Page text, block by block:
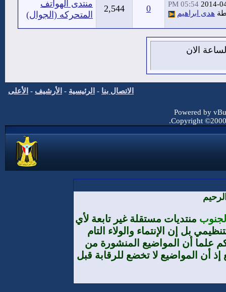
2014-
05:54 PM
هدى ابراهيم 0
2,544
منتدى الهواتف
المتحركه (الجوال)
اغسطس 2026 , الساعة الان
الاتصال بنا - الرئيسية - الأرشيف - الأعلى
Powered by
Copyright
منتديات مستقلة غير تابعة لأي
بل إن الإنتماء والولاء التام
علما أن المواضيع المنشورة من
أن المواضيع لا تخضع للرقابة قبل